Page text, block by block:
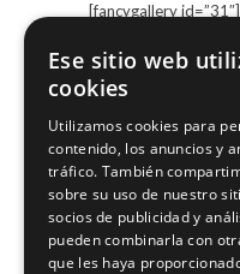
[fancygallery id=”31″]
Ese sitio web
cookies
Utilizamos cookies para
contenido, los anuncios y
tráfico. También
sobre su uso de nuestro
socios de publicidad y
pueden combinarla con
que les haya